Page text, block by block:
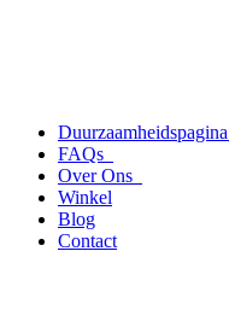
Duurzaamheidspagina
FAQs
Over Ons
Winkel
Blog
Contact